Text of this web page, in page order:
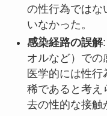
の性行為ではな
いなかった。
感染経路の誤解
オルなど）での
医学的には性
稀であると考え
去の性的な接触